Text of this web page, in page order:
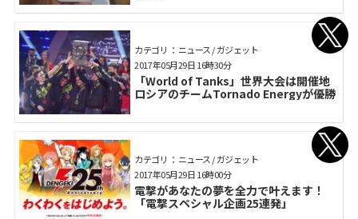
カテゴリ： ニュース / ガジェット
「World of Tanks」世界大会は開催地
ロシアのチームTornado Energyが優勝
2017年05月29日 16時30分
カテゴリ： ニュース / ガジェット
電撃があなたの夢を全力で叶えます！
「電撃スペシャル企画25連発」
2017年05月29日 16時00分